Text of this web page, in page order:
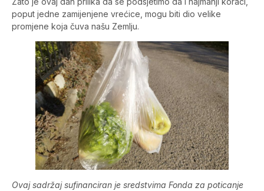
poput jedne zamijenjene vrećice, mogu biti dio velike
promjene koja čuva našu Zemlju.
Ovaj sadržaj sufinanciran je sredstvima Fonda za poticanje